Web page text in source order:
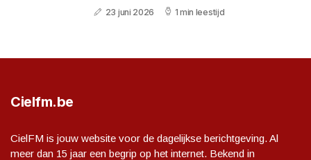
23 juni 2026 1 min leestijd
Cielfm.be
CielFM is jouw website voor de dagelijkse berichtgeving. Al
meer dan 15 jaar een begrip op het internet. Bekend in